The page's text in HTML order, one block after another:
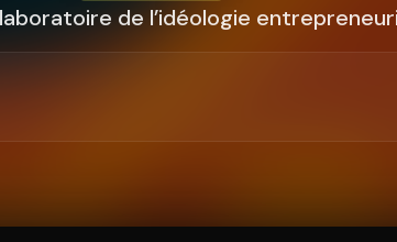
de l’idéologie